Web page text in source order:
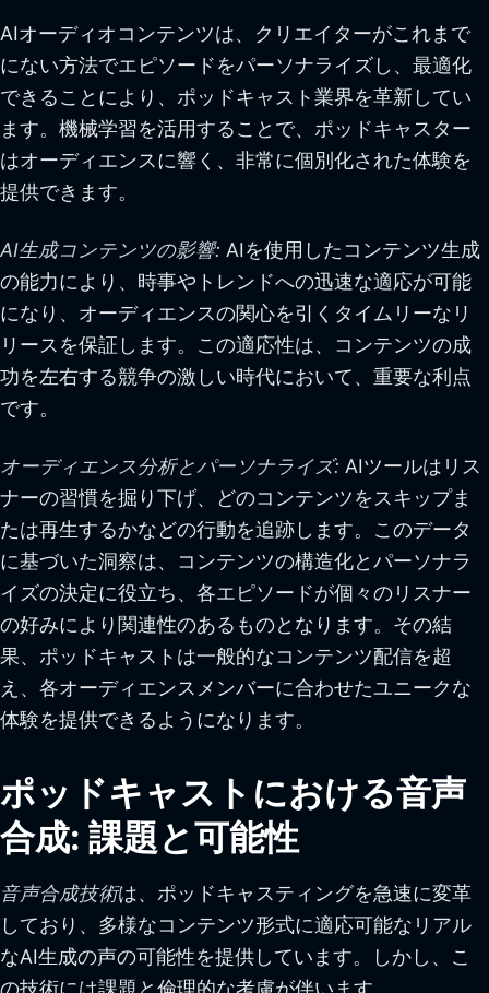
AIオーディオコンテンツは、クリエイターがこれまで
にない方法でエピソードをパーソナライズし、最適化
できることにより、ポッドキャスト業界を革新してい
ます。機械学習を活用することで、ポッドキャスター
はオーディエンスに響く、非常に個別化された体験を
提供できます。
AI生成コンテンツの影響: AIを使用したコンテンツ生成
の能力により、時事やトレンドへの迅速な適応が可能
になり、オーディエンスの関心を引くタイムリーなリ
リースを保証します。この適応性は、コンテンツの成
功を左右する競争の激しい時代において、重要な利点
です。
オーディエンス分析とパーソナライズ: AIツールはリス
ナーの習慣を掘り下げ、どのコンテンツをスキップま
たは再生するかなどの行動を追跡します。このデータ
に基づいた洞察は、コンテンツの構造化とパーソナラ
イズの決定に役立ち、各エピソードが個々のリスナー
の好みにより関連性のあるものとなります。その結
果、ポッドキャストは一般的なコンテンツ配信を超
え、各オーディエンスメンバーに合わせたユニークな
体験を提供できるようになります。
ポッドキャストにおける音声
合成: 課題と可能性
音声合成技術は、ポッドキャスティングを急速に変革
しており、多様なコンテンツ形式に適応可能なリアル
なAI生成の声の可能性を提供しています。しかし、こ
の技術には課題と倫理的な考慮が伴います。